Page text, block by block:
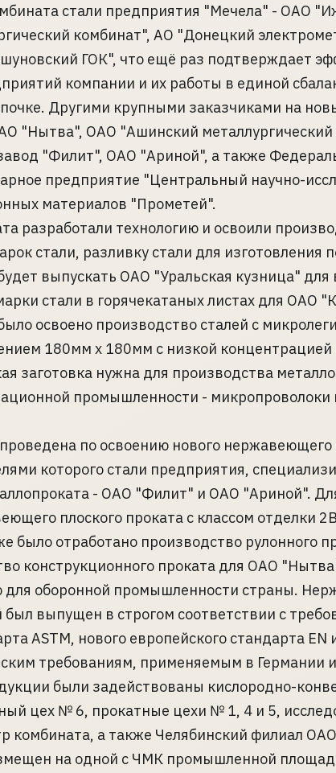
стали предприятия "Мечела" - ОАО
комбинат", АО "Донецкий
ГОК", что ещё раз подтверждает
компании и их работы в единой
Другими крупными заказчиками на
"Нытва", ОАО "Ашинский
"Филит", ОАО "Ариной", а также
предприятие "Центральный научно-
материалов "Прометей".
разработали технологию и освоили
стали, разливку стали для изготовления
выпускать ОАО "Уральская кузница"
стали в горячекатаных листах для ОАО
освоено производство сталей с
180мм x 180мм с низкой
заготовка нужна для производства
промышленности - микропроволоки
по освоению нового нержавеющего
которого стали предприятия,
- ОАО "Филит" и ОАО "Ариной".
плоского проката с классом отделки
было отработано производство рулонного
конструкционного проката для ОАО
для оборонной промышленности страны.
был выпущен в строгом соответствии с
ASTM, нового европейского стандарта EN
требованиям, применяемым в Германии
были задействованы кислородно-
цех № 6, прокатные цехи № 1, 4 и 5,
комбината, а также Челябинский филиал
на одной с ЧМК промышленной